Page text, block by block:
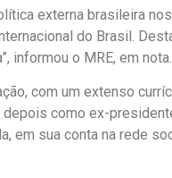
externa brasileira
do Brasil.
informou o MRE, em nota.
com um extenso
como ex-
em sua conta na rede